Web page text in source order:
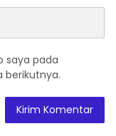
saya pada
berikutnya.